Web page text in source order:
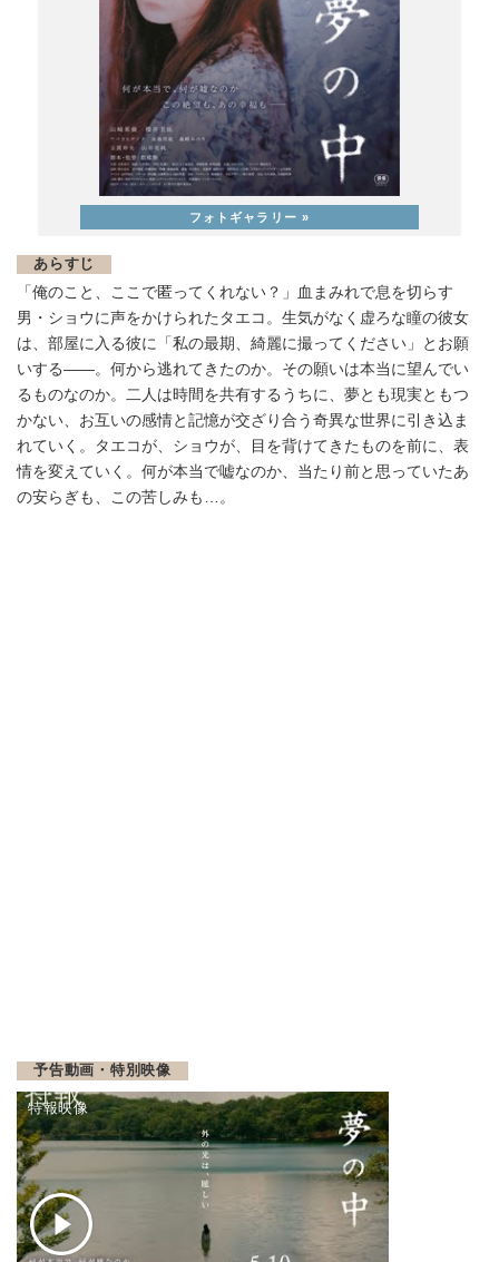
あらすじ
「俺のこと、ここで匿ってくれない？」血まみれで息を切らす
男・ショウに声をかけられたタエコ。生気がなく虚ろな瞳の彼女
は、部屋に入る彼に「私の最期、綺麗に撮ってください」とお願
いする――。何から逃れてきたのか。その願いは本当に望んでい
るものなのか。二人は時間を共有するうちに、夢とも現実ともつ
かない、お互いの感情と記憶が交ざり合う奇異な世界に引き込ま
れていく。タエコが、ショウが、目を背けてきたものを前に、表
情を変えていく。何が本当で嘘なのか、当たり前と思っていたあ
の安らぎも、この苦しみも…。
予告動画・特別映像
特報映像